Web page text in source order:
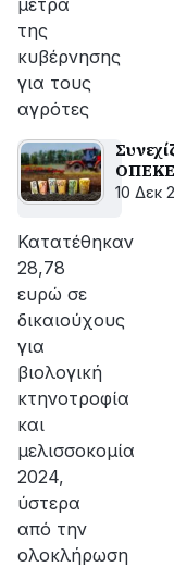
μέτρα
της
κυβέρνησης
για τους
αγρότες
10 Δεκ
Κατατέθηκαν
28,78
ευρώ σε
δικαιούχους
για
βιολογική
κτηνοτροφία
και
μελισσοκομία
2024,
ύστερα
από την
ολοκλήρωση